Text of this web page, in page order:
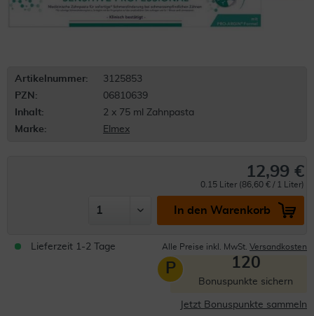
Artikelnummer:
3125853
PZN:
06810639
Inhalt:
2 x 75 ml Zahnpasta
Marke:
Elmex
12,99 €
0.15 Liter (86,60 € / 1 Liter)
In den Warenkorb
Lieferzeit 1-2 Tage Alle Preise inkl. MwSt. Versandkosten
P 120
Bonuspunkte sichern
Jetzt Bonuspunkte sammeln